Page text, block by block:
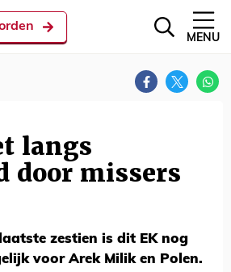
MENU
langs
door missers
zestien is dit EK nog
voor Arek Milik en Polen.